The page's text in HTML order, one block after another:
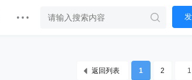
1 2
返回列表